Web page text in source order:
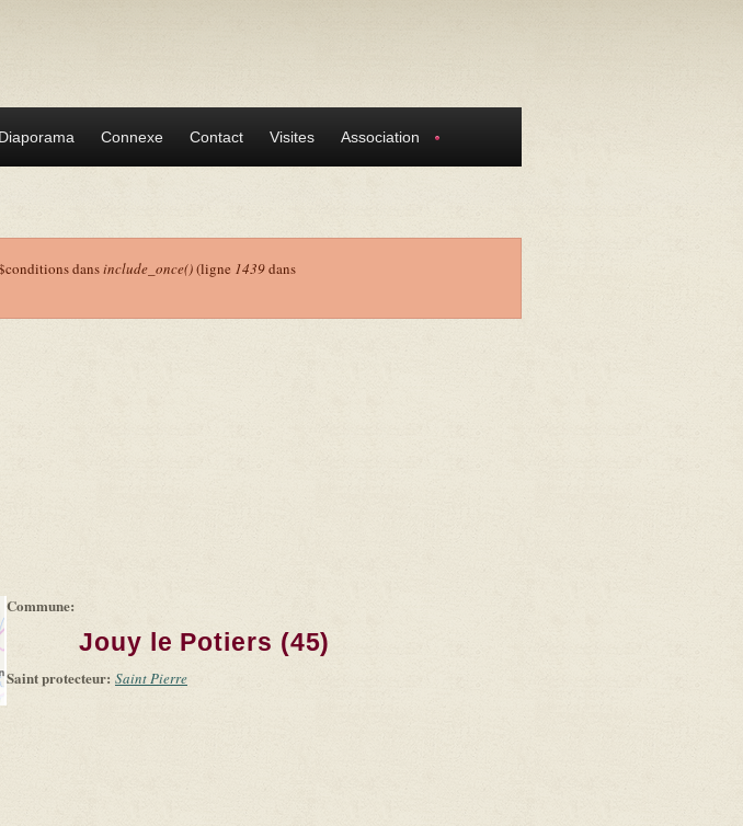
Diaporama Connexe Contact Visites Association
dansinclude_once()(ligne 1439dans
Commune:
Jouy le Potiers (45)
Saint protecteur: Saint Pierre